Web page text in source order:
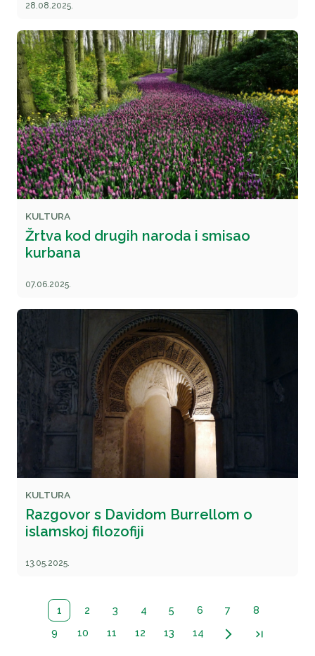
28.08.2025.
KULTURA
Žrtva kod drugih naroda i smisao
kurbana
07.06.2025.
KULTURA
Razgovor s Davidom Burrellom o
islamskoj filozofiji
13.05.2025.
1 2 3 4 5 6 7
8
9
10 11 12 13 14 arrow_forward_ios last_page